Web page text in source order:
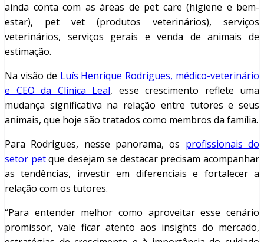
ainda conta com as áreas de pet care (higiene e bem-
estar), pet vet (produtos veterinários), serviços
veterinários, serviços gerais e venda de animais de
estimação.
Na visão de Luís Henrique Rodrigues, médico-veterinário
e CEO da Clínica Leal, esse crescimento reflete uma
mudança significativa na relação entre tutores e seus
animais, que hoje são tratados como membros da família.
Para Rodrigues, nesse panorama, os profissionais do
setor petque desejam se destacar precisam acompanhar
as tendências, investir em diferenciais e fortalecer a
relação com os tutores.
“Para entender melhor como aproveitar esse cenário
promissor, vale ficar atento aos insights do mercado,